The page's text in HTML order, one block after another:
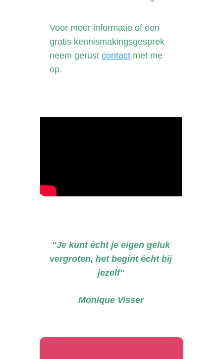
Voor meer informatie of een
gratis kennismakingsgesprek
neem gerust contact met me
op.
"Je kunt écht je eigen geluk
vergroten, het begint écht bij
jezelf"
Monique Visser